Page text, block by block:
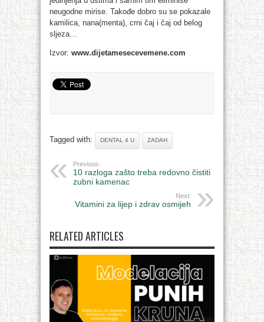
neugodne mirise. Takođe dobro su se pokazale
kamilica, nana(menta), crni čaj i čaj od belog
sljeza…
Izvor: www.dijetamesecevemene.com
Tagged with: DENTAL 4 U ZADAH
Previous:
10 razloga zašto treba redovno čistiti
zubni kamenac
Next:
Vitamini za lijep i zdrav osmijeh
RELATED ARTICLES